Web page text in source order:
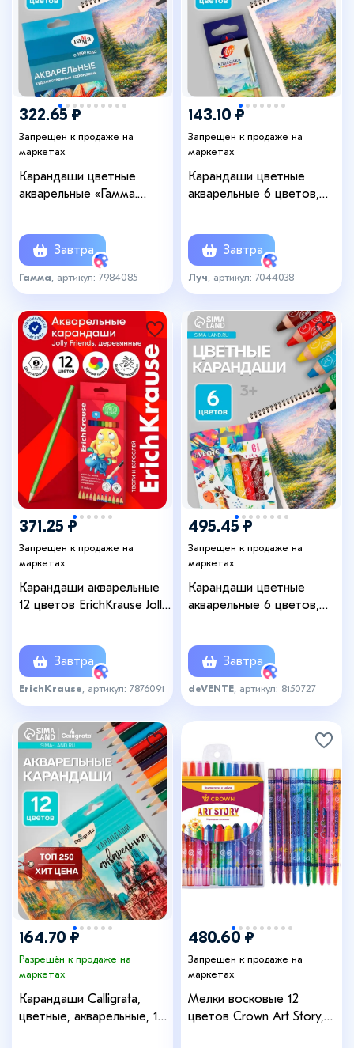
322.65 ₽
Запрещен к продаже на
маркетах
Карандаши цветные
акварельные «Гамма.
картонная коробка
Завтра
Гамма , артикул: 7984085
143.10 ₽
Запрещен к продаже на
маркетах
Карандаши цветные
акварельные 6 цветов,
Завтра
Луч , артикул: 7044038
371.25 ₽
Запрещен к продаже на
маркетах
Карандаши акварельные
12 цветов ErichKrause Jolly
кисточкой, европодвес
Завтра
ErichKrause , артикул: 7876091
495.45 ₽
Запрещен к продаже на
маркетах
Карандаши цветные
акварельные 6 цветов,
L-110 мм с точилкой
Завтра
deVENTE , артикул: 8150727
164.70 ₽
Разрешён к продаже на
маркетах
Карандаши Calligrata,
цветные, акварельные, 12
480.60 ₽
Запрещен к продаже на
маркетах
Мелки восковые 12
цветов Crown Art Story,